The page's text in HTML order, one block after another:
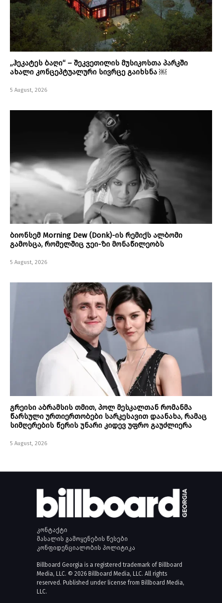
„ჰეკატეს ბაღი“ – შეკვეთილის მუსიკოსთა პარკში
ახალი კონცეპტუალური სივრცე გაიხსნა ￼
5 August, 2026
ბიონსემ Morning Dew (Donk)-ის რემიქს ალბომი
გამოსცა, რომელშიც ჯეი-ზი მონაწილეობს
5 August, 2026
გრეისი აბრამსის თმით, პოლ მესკალთან რომანმა
წარსული ურთიერთობები სარკესავით დაანახა, რამაც
სიმღერების წერის უნარი კიდევ უფრო გაუძლიერა
5 August, 2026
კონტაქტი
მასალის გამოყენების წესები
კონფიდენციალობის პოლიტიკა
Billboard Georgia is a registered trademark of Billboard
Media, LLC. © 2026 Billboard Media, LLC. All rights
reserved. Published under license from Billboard Media,
LLC.